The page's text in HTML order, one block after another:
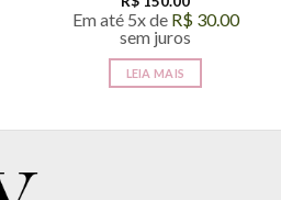
Em até 5x de R$30.00
sem juros
LEIA MAIS